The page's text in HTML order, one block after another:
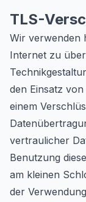
TLS-
Wir verwenden
Internet zu
den Einsatz
einem
vertraulicher
Benutzung
am kleinen
der